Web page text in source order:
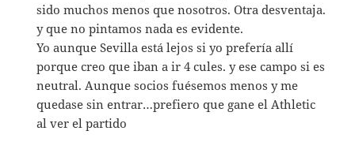
sido muchos menos que nosotros. Otra desventaja.
y que no pintamos nada es evidente.
Yo aunque Sevilla está lejos si yo prefería allí
porque creo que iban a ir 4 cules. y ese campo si es
neutral. Aunque socios fuésemos menos y me
quedase sin entrar…prefiero que gane el Athletic
al ver el partido